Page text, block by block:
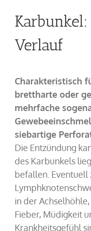
Verlauf
Charakteristisch
brettharte oder
mehrfache
siebartige
Die Entzündung
des Karbunkels
befallen. Eventuell
in der
Fieber, Müdigkeit
Krankheitsgefühl